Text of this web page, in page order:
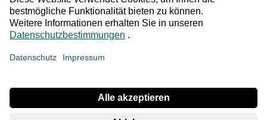
*Niedrigster Gesamtpreis der letzten 30 Tage vor der